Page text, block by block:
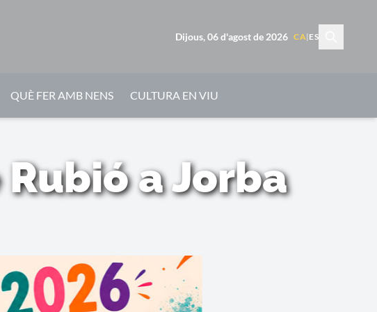
Dijous, 06 d'agost de 2026 CA| ES
QUÈ FER AMB NENS CULTURA EN VIU
a Jorba